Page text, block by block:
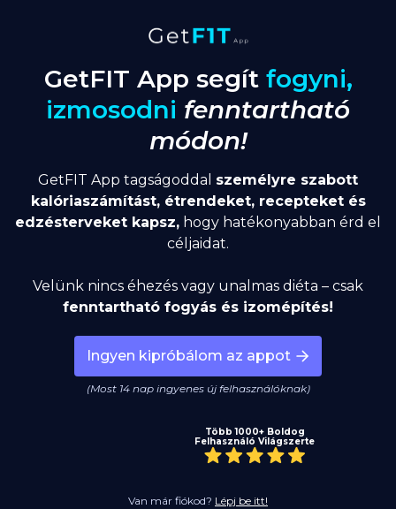
GetFIT App segít fogyni,
izmosodni fenntartható
módon!
GetFIT App tagságoddal személyre szabott
kalóriaszámítást, étrendeket, recepteket és
edzésterveket kapsz, hogy hatékonyabban érd el
céljaidat.
Velünk nincs éhezés vagy unalmas diéta – csak
fenntartható fogyás és izomépítés!
Ingyen kipróbálom az appot
(Most 14 nap ingyenes új felhasználóknak)
Több 1000+ Boldog
Felhasználó Világszerte
Van már fiókod? Lépj be itt!